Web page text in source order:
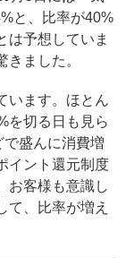
と、比率が40%
は予想していま
ました。
います。ほとん
を切る日も見ら
盛んに消費増
イント還元制度
お客様も意識し
て、比率が増え